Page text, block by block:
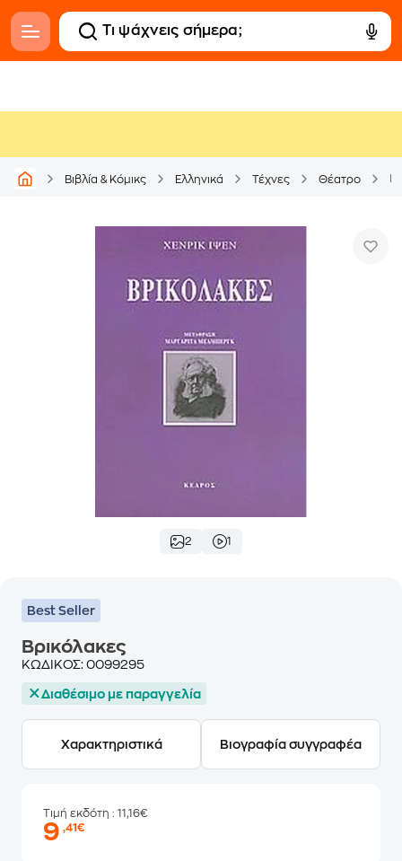
Βιβλία & Κόμικς Ελληνικά Τέχνες Θέατρο
2 1
Best Seller
Βρικόλακες
ΚΩΔΙΚΟΣ: 0099295
Διαθέσιμο με παραγγελία
Χαρακτηριστικά Βιογραφία συγγραφέα
Τιμή εκδότη : 11,16€
9,41€